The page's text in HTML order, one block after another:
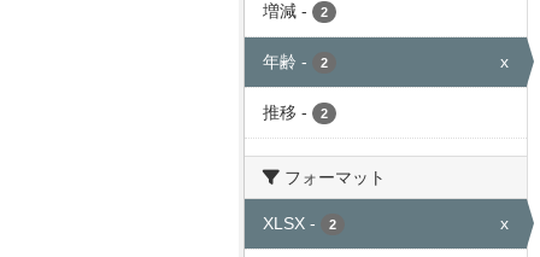
増減 - 2
年齢 - 2 x
推移 - 2
フォーマット
XLSX - 2 x